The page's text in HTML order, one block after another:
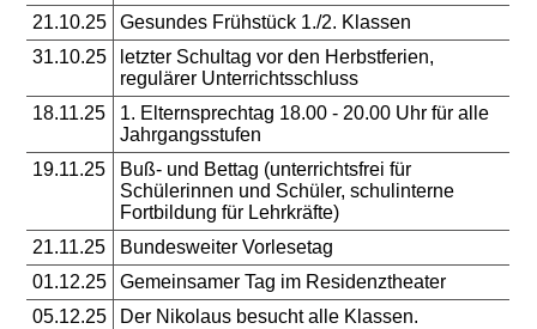
21.10.25
Gesundes Frühstück 1./2. Klassen
31.10.25
letzter Schultag vor den Herbstferien,
regulärer Unterrichtsschluss
18.11.25
1. Elternsprechtag 18.00 - 20.00 Uhr für alle
Jahrgangsstufen
19.11.25
Buß- und Bettag (unterrichtsfrei für
Schülerinnen und Schüler, schulinterne
Fortbildung für Lehrkräfte)
21.11.25
Bundesweiter Vorlesetag
01.12.25
Gemeinsamer Tag im Residenztheater
05.12.25
Der Nikolaus besucht alle Klassen.